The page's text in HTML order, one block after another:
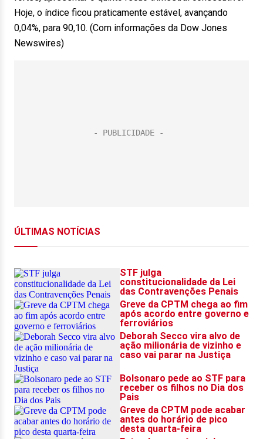
Hoje, o índice ficou praticamente estável, avançando
0,04%, para 90,10. (Com informações da Dow Jones
Newswires)